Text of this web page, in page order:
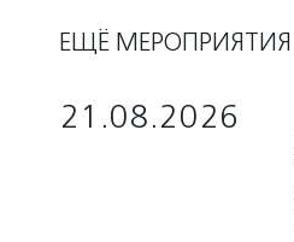
ЕЩЁ МЕРОПРИЯТИЯ
21.08.2026